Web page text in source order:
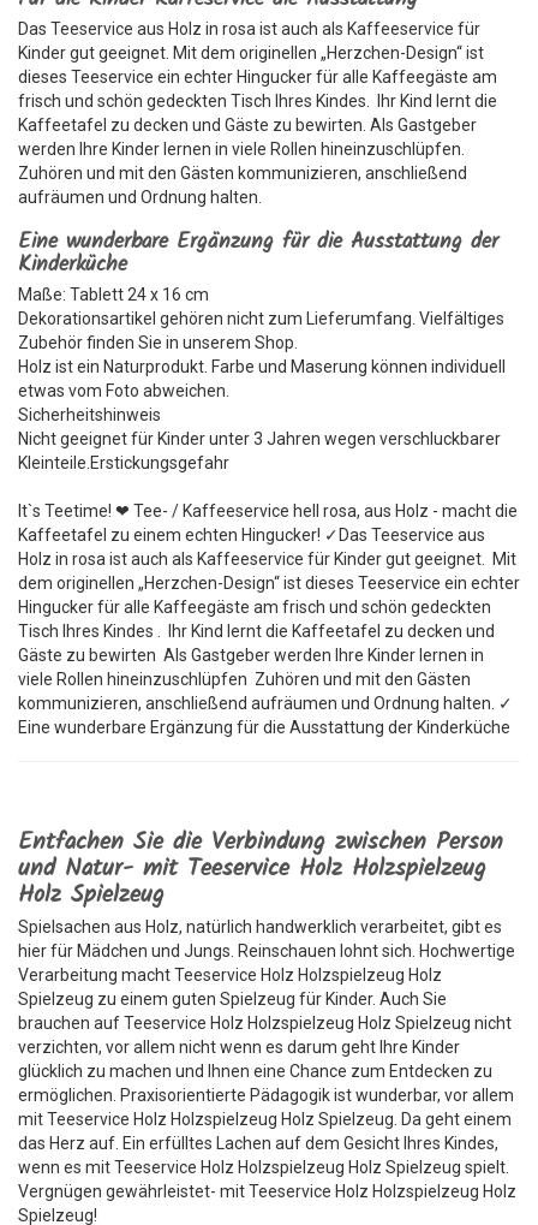
Das Teeservice aus Holz in rosa ist auch als Kaffeeservice für
Kinder gut geeignet. Mit dem originellen „Herzchen-Design“ ist
dieses Teeservice ein echter Hingucker für alle Kaffeegäste am
frisch und schön gedeckten Tisch Ihres Kindes. Ihr Kind lernt die
Kaffeetafel zu decken und Gäste zu bewirten. Als Gastgeber
werden Ihre Kinder lernen in viele Rollen hineinzuschlüpfen.
Zuhören und mit den Gästen kommunizieren, anschließend
aufräumen und Ordnung halten.
Eine wunderbare Ergänzung für die Ausstattung der
Kinderküche
Maße: Tablett 24 x 16 cm
Dekorationsartikel gehören nicht zum Lieferumfang. Vielfältiges
Zubehör finden Sie in unserem Shop.
Holz ist ein Naturprodukt. Farbe und Maserung können individuell
etwas vom Foto abweichen.
Sicherheitshinweis
Nicht geeignet für Kinder unter 3 Jahren wegen verschluckbarer
Kleinteile.Erstickungsgefahr
It`s Teetime! ❤ Tee- / Kaffeeservice hell rosa, aus Holz - macht die
Kaffeetafel zu einem echten Hingucker! ✓Das Teeservice aus
Holz in rosa ist auch als Kaffeeservice für Kinder gut geeignet. Mit
dem originellen „Herzchen-Design“ ist dieses Teeservice ein echter
Hingucker für alle Kaffeegäste am frisch und schön gedeckten
Tisch Ihres Kindes . Ihr Kind lernt die Kaffeetafel zu decken und
Gäste zu bewirten Als Gastgeber werden Ihre Kinder lernen in
viele Rollen hineinzuschlüpfen Zuhören und mit den Gästen
kommunizieren, anschließend aufräumen und Ordnung halten. ✓
Eine wunderbare Ergänzung für die Ausstattung der Kinderküche
Entfachen Sie die Verbindung zwischen Person
und Natur- mit Teeservice Holz Holzspielzeug
Holz Spielzeug
Spielsachen aus Holz, natürlich handwerklich verarbeitet, gibt es
hier für Mädchen und Jungs. Reinschauen lohnt sich. Hochwertige
Verarbeitung macht Teeservice Holz Holzspielzeug Holz
Spielzeug zu einem guten Spielzeug für Kinder. Auch Sie
brauchen auf Teeservice Holz Holzspielzeug Holz Spielzeug nicht
verzichten, vor allem nicht wenn es darum geht Ihre Kinder
glücklich zu machen und Ihnen eine Chance zum Entdecken zu
ermöglichen. Praxisorientierte Pädagogik ist wunderbar, vor allem
mit Teeservice Holz Holzspielzeug Holz Spielzeug. Da geht einem
das Herz auf. Ein erfülltes Lachen auf dem Gesicht Ihres Kindes,
wenn es mit Teeservice Holz Holzspielzeug Holz Spielzeug spielt.
Vergnügen gewährleistet- mit Teeservice Holz Holzspielzeug Holz
Spielzeug!